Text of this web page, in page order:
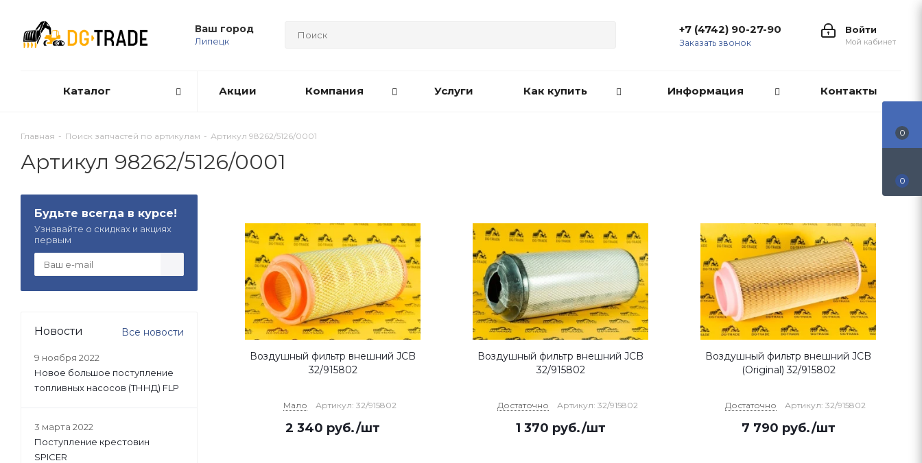
Ваш город
Липецк
Войти
Мой кабинет
+7 (4742) 90-27-90
Заказать звонок
Каталог Акции Компания Услуги Как купить Информация Контакты
Главная - Поиск запчастей по артикулам - Артикул 98262/5126/0001
Артикул 98262/5126/0001
Воздушный фильтр внешний JCB
32/915802
Мало Артикул: 32/915802
2 340 руб./шт
Воздушный фильтр внешний JCB
32/915802
Достаточно Артикул: 32/915802
1 370 руб./шт
Воздушный фильтр внешний JCB
(Original) 32/915802
Достаточно Артикул: 32/915802
7 790 руб./шт
Будьте всегда в курсе!
Узнавайте о скидках и акциях
первым
Новости Все новости
9 ноября 2022
Новое большое поступление
топливных насосов (ТННД) FLP
3 марта 2022
Поступление крестовин
SPICER
0
0